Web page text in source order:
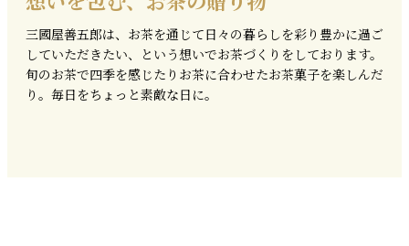
三國屋善五郎は、お茶を通じて日々の暮らしを彩り豊かに過ご
していただきたい、という想いでお茶づくりをしております。
旬のお茶で四季を感じたりお茶に合わせたお茶菓子を楽しんだ
り。毎日をちょっと素敵な日に。